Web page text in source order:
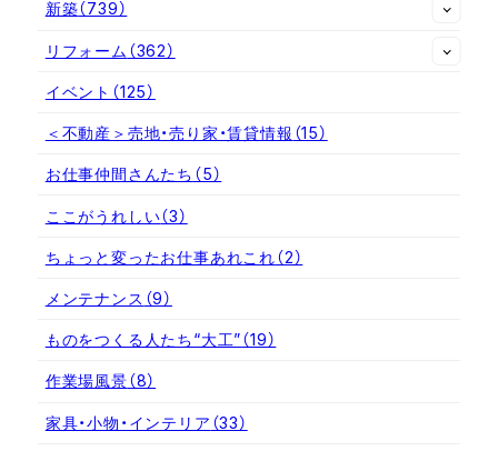
新築（739）
リフォーム （362）
イベント （125）
＜不動産＞売地・売り家・賃貸情報 （15）
お仕事仲間さんたち （5）
ここがうれしい（3）
ちょっと変ったお仕事あれこれ（2）
メンテナンス （9）
ものをつくる人たち“大工”（19）
作業場風景（8）
家具・小物・インテリア （33）